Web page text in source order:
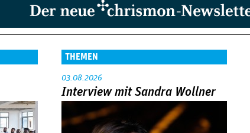
THEMEN
03.08.2026
Interview mit Sandra Wollner